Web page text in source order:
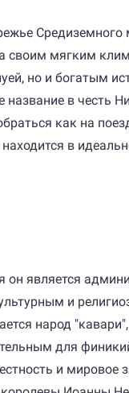
Средиземного
своим мягким
но и богатым
в честь
как на
в
он является
и
народ
для
и мировое